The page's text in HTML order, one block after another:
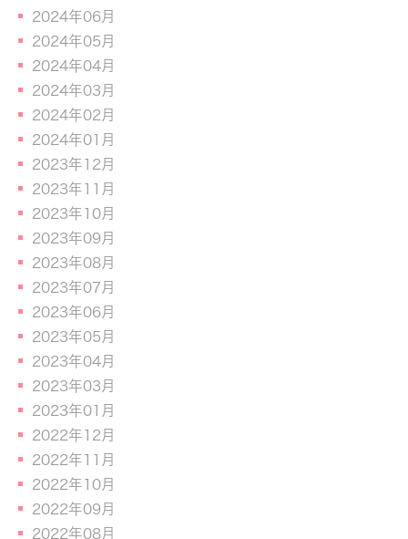
2024年06月
2024年05月
2024年04月
2024年03月
2024年02月
2024年01月
2023年12月
2023年11月
2023年10月
2023年09月
2023年08月
2023年07月
2023年06月
2023年05月
2023年04月
2023年03月
2023年01月
2022年12月
2022年11月
2022年10月
2022年09月
2022年08月